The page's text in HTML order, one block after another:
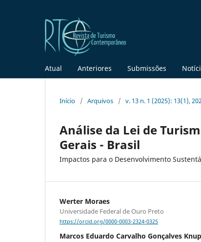
Atual Anteriores Submissões
Início / Arquivos / v. 13 n. 1 (2025): 13(1),
Análise da Lei de
Gerais - Brasil
Impactos para o Desenvolvimento
Werter Moraes
Universidade Federal de Ouro Preto
https://orcid.org/0000-0003-2324-0325
Marcos Eduardo Carvalho Gonçalves